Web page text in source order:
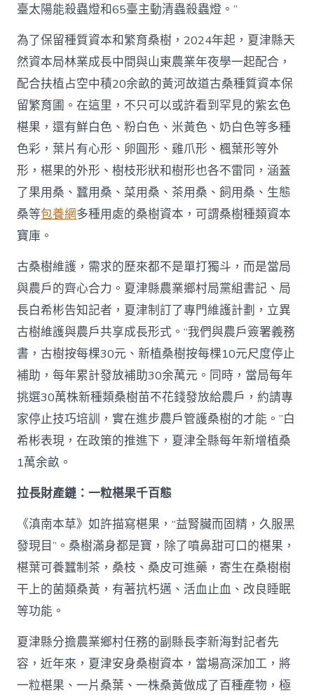
臺太陽能殺蟲燈和65臺主動清蟲殺蟲燈。”
為了保留種質資本和繁育桑樹，2024年起，夏津縣天
然資本局林業成長中間與山東農業年夜學一起配合，
配合扶植占空中積20余畝的黃河故道古桑種質資本保
留繁育圃。在這里，不只可以或許看到罕見的紫玄色
椹果，還有鮮白色、粉白色、米黃色、奶白色等多種
色彩，葉片有心形、卵圓形、雞爪形、楓葉形等外
形，椹果的外形、樹枝形狀和樹形也各不雷同，涵蓋
了果用桑、蠶用桑、菜用桑、茶用桑、飼用桑、生態
桑等包養網多種用處的桑樹資本，可謂桑樹種類資本
寶庫。
古桑樹維護，需求的歷來都不是單打獨斗，而是當局
與農戶的齊心合力。夏津縣農業鄉村局黨組書記、局
長白希彬告知記者，夏津制訂了專門維護計劃，立異
古樹維護與農戶共享成長形式。“我們與農戶簽署義務
書，古樹按每棵30元、新植桑樹按每棵10元尺度停止
補助，每年累計發放補助30余萬元。同時，當局每年
挑選30萬株新種類桑樹苗不花錢發放給農戶，約請專
家停止技巧培訓，實在進步農戶管護桑樹的才能。”白
希彬表現，在政策的推進下，夏津全縣每年新增植桑
1萬余畝。
拉長財產鏈：一粒椹果千百態
《滇南本草》如許描寫椹果，“益腎臟而固精，久服黑
發現目”。桑樹滿身都是寶，除了噴鼻甜可口的椹果，
椹葉可養蠶制茶，桑枝、桑皮可進藥，寄生在桑樹樹
干上的菌類桑黃，有著抗朽邁、活血止血、改良睡眠
等功能。
夏津縣分擔農業鄉村任務的副縣長李新海對記者先
容，近年來，夏津安身桑樹資本，當場高深加工，將
一粒椹果、一片桑葉、一株桑黃做成了百種產物，極